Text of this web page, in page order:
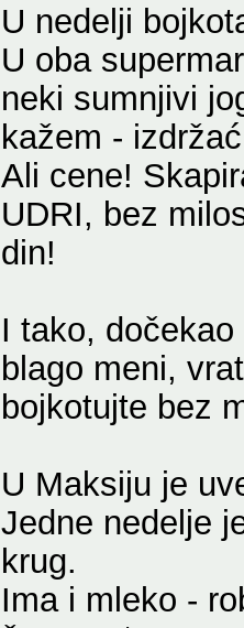
U nedelji
U oba
neki sumnjivi
kažem -
Ali cene!
UDRI, bez
din!
I tako,
blago meni,
bojkotujte bez
U Maksiju je
Jedne nedelje
krug.
Ima i mleko -